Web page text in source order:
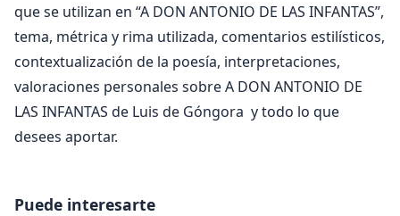
que se utilizan en “A DON ANTONIO DE LAS INFANTAS”,
tema, métrica y rima utilizada, comentarios estilísticos,
contextualización de la poesía, interpretaciones,
valoraciones personales sobre A DON ANTONIO DE
LAS INFANTAS de Luis de Góngora y todo lo que
desees aportar.
Puede interesarte